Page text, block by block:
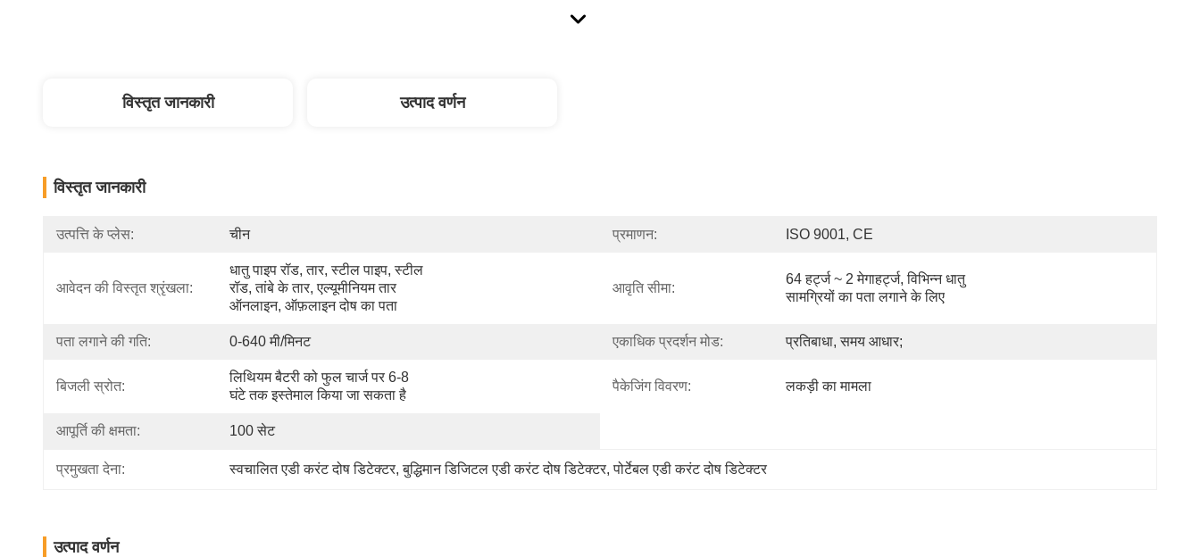
विस्तृत जानकारी उत्पाद वर्णन
विस्तृत जानकारी
उत्पत्ति के प्लेस: चीन प्रमाणन: ISO 9001, CE
आवेदन की विस्तृत श्रृंखला:
धातु पाइप रॉड, तार, स्टील पाइप, स्टील
रॉड, तांबे के तार, एल्यूमीनियम तार
ऑनलाइन, ऑफ़लाइन दोष का पता
आवृति सीमा:
64 हर्ट्ज ~ 2 मेगाहर्ट्ज, विभिन्न धातु
सामग्रियों का पता लगाने के लिए
पता लगाने की गति: 0-640 मी/मिनट एकाधिक प्रदर्शन मोड: प्रतिबाधा, समय आधार;
बिजली स्रोत:
लिथियम बैटरी को फुल चार्ज पर 6-8
घंटे तक इस्तेमाल किया जा सकता है
पैकेजिंग विवरण: लकड़ी का मामला
आपूर्ति की क्षमता: 100 सेट
प्रमुखता देना: स्वचालित एडी करंट दोष डिटेक्टर, बुद्धिमान डिजिटल एडी करंट दोष डिटेक्टर, पोर्टेबल एडी करंट दोष डिटेक्टर
उत्पाद वर्णन